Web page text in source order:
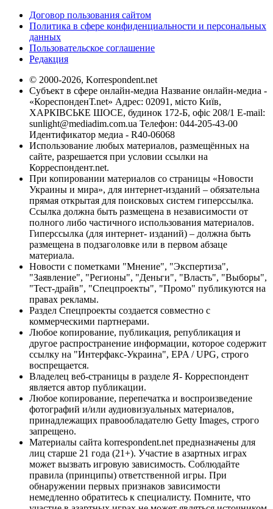
Договор пользования сайтом
Политика в сфере конфиденциальности и персональных
данных
Пользовательское соглашение
Редакция
© 2000-2026, Korrespondent.net
Субъект в сфере онлайн-медиа Название онлайн-медиа -
«КореспонденТ.net» Адрес: 02091, місто Київ,
ХАРКІВСЬКЕ ШОСЕ, будинок 172-Б, офіс 208/1 E-mail:
sunlight@mediadim.com.ua Телефон: 044-205-43-00
Идентификатор медиа - R40-06068
Использование любых материалов, размещённых на
сайте, разрешается при условии ссылки на
Корреспондент.net.
При копировании материалов со страницы «Новости
Украины и мира», для интернет-изданий – обязательна
прямая открытая для поисковых систем гиперссылка.
Ссылка должна быть размещена в независимости от
полного либо частичного использования материалов.
Гиперссылка (для интернет- изданий) – должна быть
размещена в подзаголовке или в первом абзаце
материала.
Новости с пометками "Мнение", "Экспертиза",
"Заявление", "Регионы", "Деньги", "Власть", "Выборы",
"Тест-драйв", "Спецпроекты", "Промо" публикуются на
правах рекламы.
Раздел Спецпроекты создается совместно с
коммерческими партнерами.
Любое копирование, публикация, републикация и
другое распространение информации, которое содержит
ссылку на "Интерфакс-Украина", EPA / UPG, строго
воспрещается.
Владелец веб-страницы в разделе Я- Корреспондент
является автор публикации.
Любое копирование, перепечатка и воспроизведение
фотографий и/или аудиовизуальных материалов,
принадлежащих правообладателю Getty Images, строго
запрещено.
Материалы сайта korrespondent.net предназначены для
лиц старше 21 года (21+). Участие в азартных играх
может вызвать игровую зависимость. Соблюдайте
правила (принципы) ответственной игры. При
обнаружении первых признаков зависимости
немедленно обратитесь к специалисту. Помните, что